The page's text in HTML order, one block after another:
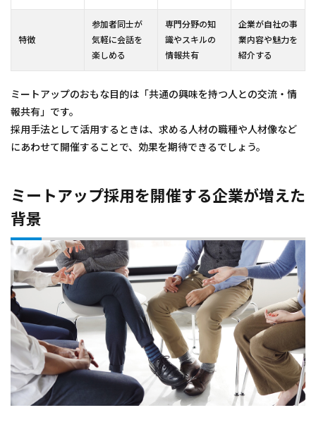
特徴
参加者同士が
気軽に会話を
楽しめる
専門分野の知
識やスキルの
情報共有
企業が自社の事
業内容や魅力を
紹介する
ミートアップのおもな目的は「共通の興味を持つ人との交流・情
報共有」です。
採用手法として活用するときは、求める人材の職種や人材像など
にあわせて開催することで、効果を期待できるでしょう。
ミートアップ採用を開催する企業が増えた
背景